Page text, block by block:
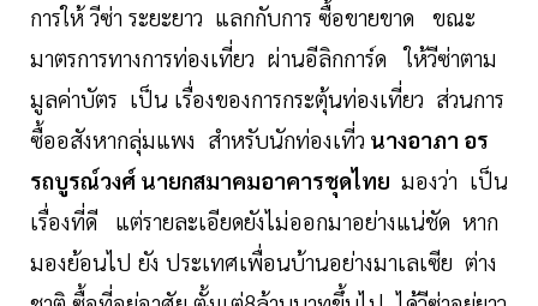
การให้ วีซ่า ระยะยาว แลกกับการ ซื้อขายขาด ขณะ
มาตรการทางการท่องเที่ยว ผ่านอีลิกการ์ด ให้วีซ่าตาม
มูลค่าบัตร เป็น เรื่องของการกระตุ้นท่องเที่ยว ส่วนการ
ซื้ออสังหากลุ่มแพง สำหรับนักท่องเที่ว นางอาภา อร
รถบูรณ์วงศ์ นายกสมาคมอาคารชุดไทย มองว่า เป็น
เรื่องที่ดี แต่รายละเอียดยังไม่ออกมาอย่างแน่ชัด หาก
มองย้อนไป ยัง ประเทศเพื่อนบ้านอย่างมาเลเซีย ต่าง